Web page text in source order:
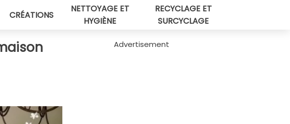
CRÉATIONS
NETTOYAGE ET
HYGIÈNE
RECYCLAGE ET
SURCYCLAGE
Advertisement